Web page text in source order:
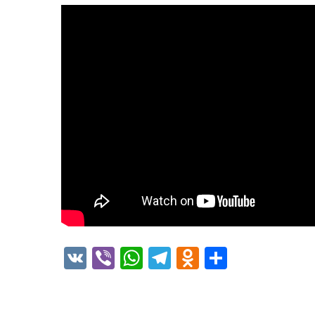
VK ViberWhatsApp
Telegram